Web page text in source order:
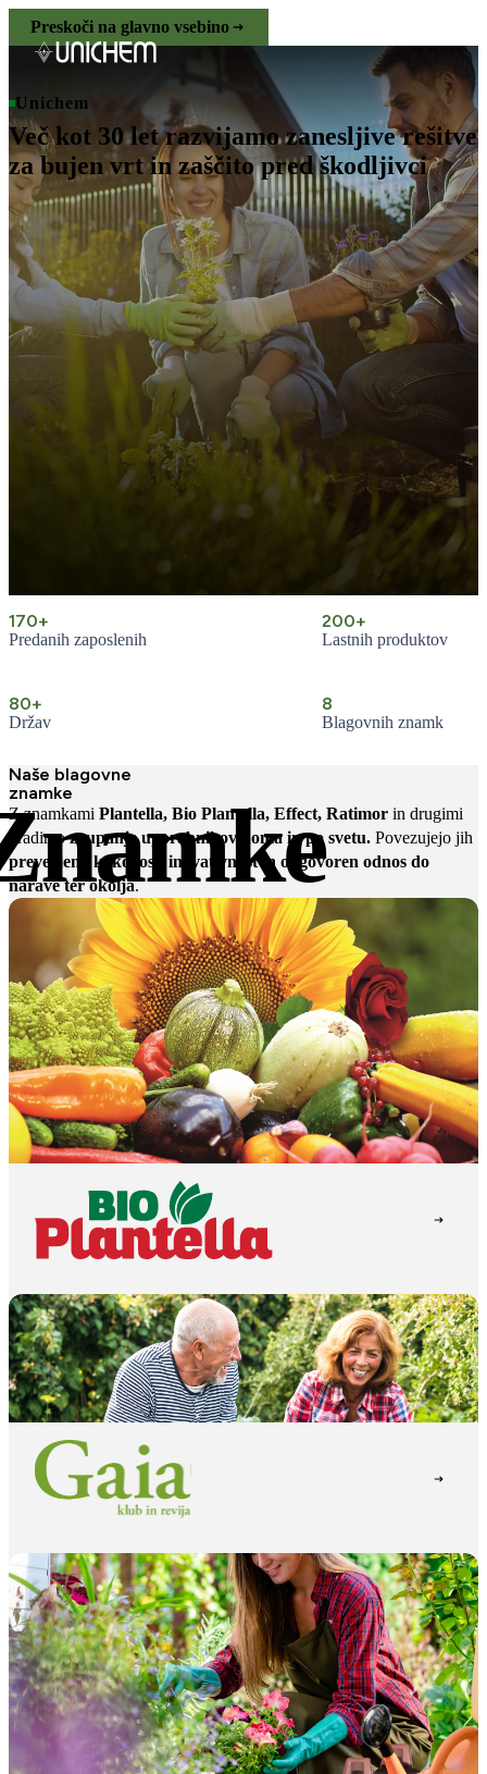
Preskoči na glavno vsebino
Unichem
Več kot 30 let razvijamo zanesljive rešitve
za bujen vrt in zaščito pred škodljivci
Predanih zaposlenih
170+
Lastnih produktov
200+
Držav
80+
Blagovnih znamk
8
Naše blagovne
znamke
Z znamkami Plantella, Bio Plantella, Effect, Ratimor in drugimi
gradimozaupanje uporabnikov doma in po svetu. Povezujejo jih
preverjena kakovost, inovativnost in odgovoren odnos do
narave ter okolja.